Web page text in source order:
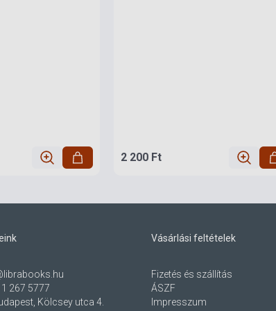
2 200 Ft
267 5777
Kölcsey utca 4.
Vásárlási feltételek
Fizetés és szállítás
ÁSZF
Impresszum